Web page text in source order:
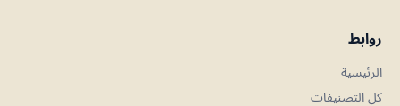
روابط
الرئيسية
كل التصنيفات